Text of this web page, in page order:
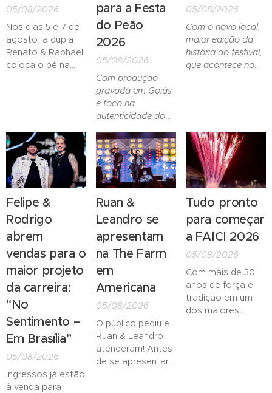
05/08/2026
Nos dias 5 e 7 de
agosto, a dupla
Renato & Raphael
coloca o pé na
de Goiás. A ação
aproxima ainda
mais os artistas
do público e
divulgação dos
novos trabalhos
da dupla.
para a Festa
do Peão
2026
05/08/2026
Com produção
gravada em Goiás
e foco na
autenticidade do
Ambev reforça a
comunicação no
sertanejo com
filme, lata especial
05/08/2026
Com o novo local,
maior edição da
história do festival,
que acontece no
que estavam
esgotados, agora
têm poucos
lugares disponíveis
Felipe &
Rodrigo
abrem
vendas para o
maior projeto
da carreira:
“No
Sentimento –
Em Brasília”
05/08/2026
Ingressos já estão
à venda para
Ruan &
Leandro se
apresentam
na The Farm
em
Americana
05/08/2026
O público pediu e
Ruan & Leandro
atenderam! Antes
de se apresentar
Tudo pronto
para começar
a FAICI 2026
05/08/2026
Com mais de 30
anos de força e
tradição em um
dos maiores